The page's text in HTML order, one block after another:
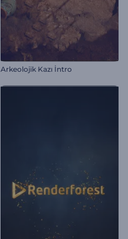
Arkeolojik Kazı İntro